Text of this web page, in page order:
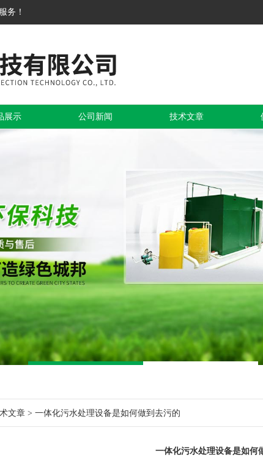
务！
展示 公司新闻 技术文章
文章 > 一体化污水处理设备是如何做到去污的
一体化污水处理设备是如何